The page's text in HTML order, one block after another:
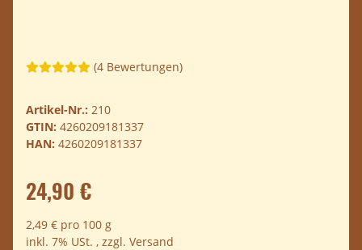
(4 Bewertungen)
Artikel-Nr.: 210
GTIN: 4260209181337
HAN: 4260209181337
24,90 €
2,49 € pro 100 g
inkl. 7% USt. , zzgl. Versand